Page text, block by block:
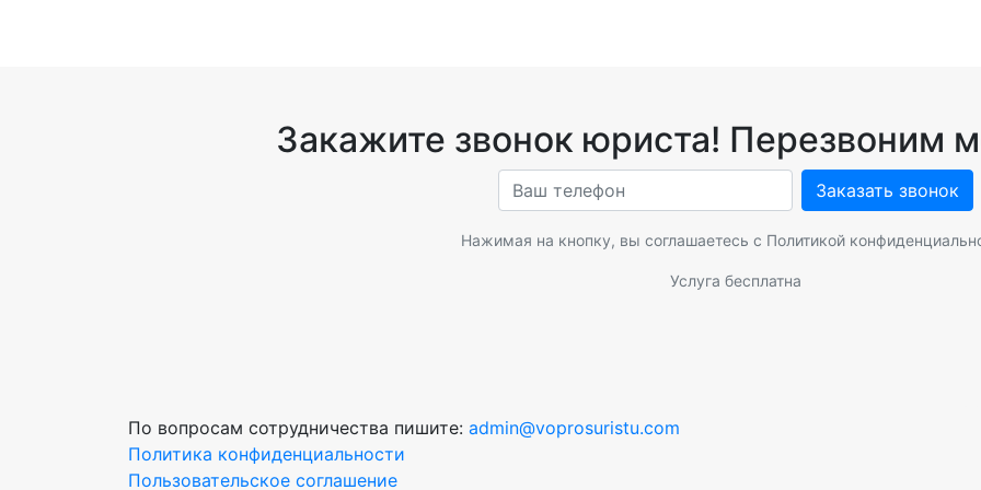
Закажите звонок юриста! Перезвоним
Заказать звонок
Нажимая на кнопку, вы соглашаетесь с Политикой
Услуга бесплатна
По вопросам сотрудничества пишите: admin@voprosuristu.com
Политика конфиденциальности
Пользовательское соглашение